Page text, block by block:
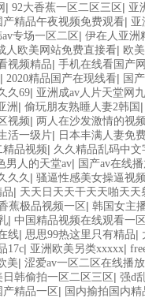
| 92大香蕉一区二区三区 | 亚
产精品午夜视频免费观看| 亚
av专场一区二区 | 伊在人亚洲
人欧美网站免费直接看| 欧
视频精品| 手机在线看国产
| 2020精品国产在现线看| 国
久69| 亚洲成av人片天堂网
洲 | 偷玩朋友熟睡人妻2韩国
视频| 两人在沙发激情的视
活一级片| 日本丰满人妻免
品视频| 久久精品乱码中文
男人的天堂av| 国产av在线
久久| 骚逼性感美女操逼视
| 天天日天天干天天啪天天
蕉极品视频一区 | 韩国女主
| 中国精品视频在线观看一
线| 思思99热这里只有精品|
17c| 亚洲欧美另类xxxxx|
美| 涩爱av一区二区在线播
日韩偷拍一区二区三区 | 强d
精品一区| 国内揄拍国内